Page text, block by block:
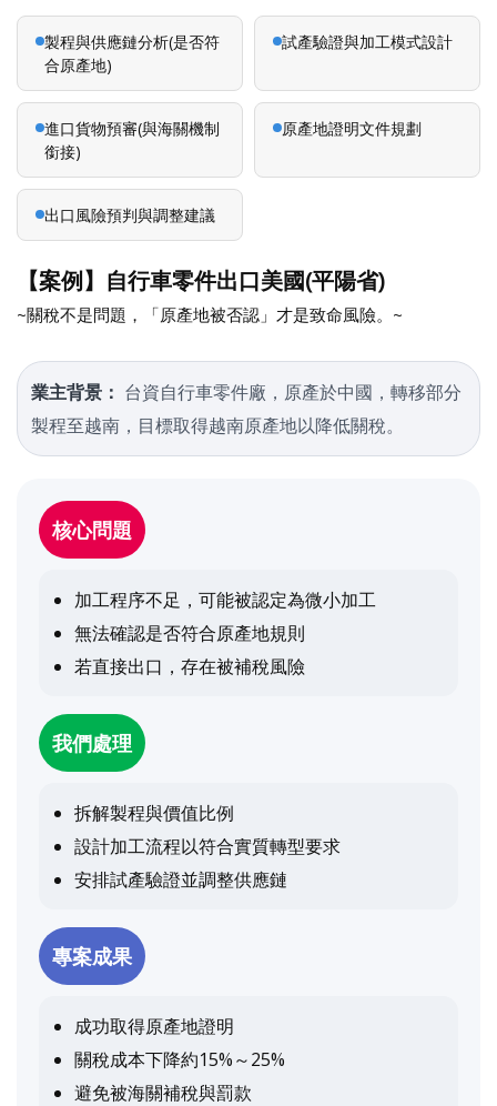
製程與供應鏈分析(是否符
合原產地)
試產驗證與加工模式設計
進口貨物預審(與海關機制
銜接)
原產地證明文件規劃
出口風險預判與調整建議
【案例】自行車零件出口美國(平陽省)
~關稅不是問題，「原產地被否認」才是致命風險。~
業主背景： 台資自行車零件廠，原產於中國，轉移部分
製程至越南，目標取得越南原產地以降低關稅。
核心問題
加工程序不足，可能被認定為微小加工
無法確認是否符合原產地規則
若直接出口，存在被補稅風險
我們處理
拆解製程與價值比例
設計加工流程以符合實質轉型要求
安排試產驗證並調整供應鏈
專案成果
成功取得原產地證明
關稅成本下降約15%～25%
避免被海關補稅與罰款